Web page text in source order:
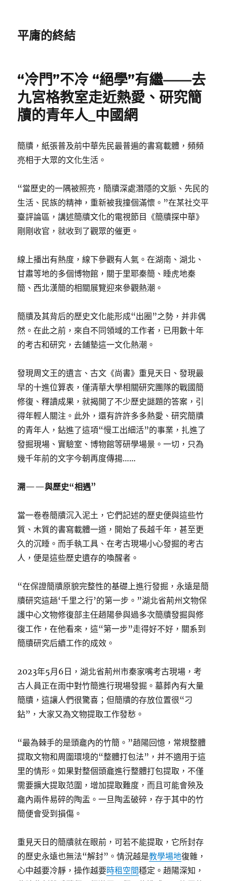
平庸的終結
“冷門”不冷 “絕學”有繼——去
九宮格教室走近熱愛、研究簡
牘的青年人_中國網
簡牘，紙張普及前中華先民最普遍的書寫載體，頻頻
亮相于大眾的文化生活。
“當歷史的一隅被照亮，簡牘深處潛隱的文脈、先民的
生活、民族的精神，重新被我撞個滿懷。”在某社交平
臺評論區，講述簡牘文化的電視節目《簡牘探中華》
剛剛收官，就收到了觀眾的催更。
線上播出有熱度，線下參觀有人氣。在湖南、湖北、
甘肅等地的多個博物館，關于里耶秦簡、睡虎地秦
簡、西北漢簡的相關展覽迎來參觀熱潮。
簡牘及其背后的歷史文化能形成“出圈”之勢，并非偶
然。在此之前，來自不同領域的工作者，已用數十年
的考古和研究，去鋪墊這一文化熱潮。
發現周文王的遺言、古文《尚書》重見天日、發現最
早的十進位算表，僅清華大學相關研究團隊的戰國簡
修復、釋讀成果，就揭開了不少歷史謎題的答案，引
得年輕人關注。此外，還有許許多多熱愛、研究簡牘
的青年人，鉆進了這項“慢工出細活”的事業，扎進了
發掘現場、實驗室、博物館等研學場景。一切，只為
幾千年前的文字今朝再度傳揚……
溯——與歷史“相遇”
當一卷卷簡牘沉入泥土，它們記述的歷史便與這些竹
質、木質的書寫載體一道，開始了長越千年，甚至更
久的沉睡。而手執工具、在考古現場小心發掘的考古
人，便是這些歷史遺存的喚醒者。
“在保證簡牘原貌完整性的基礎上進行發掘，永遠是簡
牘研究這趟‘千里之行’的第一步。”湖北省荊州文物保
護中心文物修復部主任趙陽參與過多次簡牘發掘與修
復工作，在他看來，這“第一步”走得好不好，關系到
簡牘研究后續工作的成效。
2023年5月6日，湖北省荊州市秦家嘴考古現場，考
古人員正在雨中對竹簡進行現場發掘。墓葬內有大量
簡牘，這讓人們很驚喜；但簡牘的存放位置很“刁
鉆”，大家又為文物提取工作發愁。
“最為棘手的是頭龕內的竹簡。”趙陽回憶，常規整體
提取文物和周圍環境的“整體打包法”，并不適用于這
里的情形。如果對整個頭龕進行整體打包提取，不僅
需要擴大提取范圍，增加提取難度，而且可能會殃及
龕內兩件易碎的陶盂。一旦陶盂破碎，存于其中的竹
簡便會受到損傷。
重見天日的簡牘就在眼前，可若不能提取，它所封存
的歷史永遠也無法“解封”。情況越是教學場地復雜，
心中越要冷靜，操作越要時租空間穩定。趙陽深知，